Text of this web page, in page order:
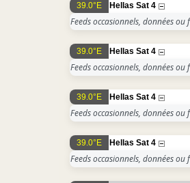
39.0°E Hellas Sat 4
Feeds occasionnels, données
39.0°E Hellas Sat 4
Feeds occasionnels, données
39.0°E Hellas Sat 4
Feeds occasionnels, données
39.0°E Hellas Sat 4
Feeds occasionnels, données